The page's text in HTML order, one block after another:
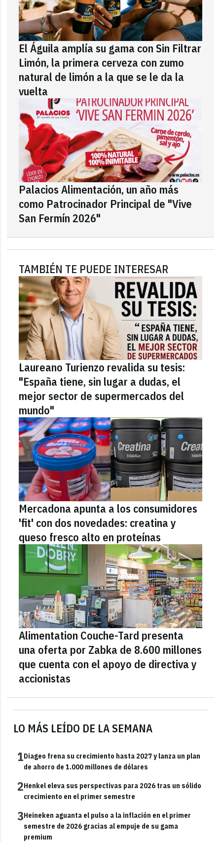
LO MÁS LEÍDO DE LA SEMANA
1Diageo frena su crecimiento hasta 2027 y lanza un plan
de ahorro de 1.000 millones de dólares
2Henkel eleva sus perspectivas para 2026 tras un sólido
crecimiento en el primer semestre
3Heineken aguanta el pulso a la inflación en el primer
semestre de 2026 gracias al empuje de su gama
premium
El Águila amplía su gama con Sin Filtrar
Limón, la primera cerveza con zumo
natural de limón a la que se le da la
vuelta
Palacios Alimentación, un año más
como Patrocinador Principal de "Vive
San Fermín 2026"
TAMBIÉN TE PUEDE INTERESAR
Laureano Turienzo revalida su tesis:
"España tiene, sin lugar a dudas, el
mejor sector de supermercados del
mundo"
Mercadona apunta a los consumidores
'fit' con dos novedades: creatina y
queso fresco alto en proteínas
Alimentation Couche-Tard presenta
una oferta por Zabka de 8.600 millones
que cuenta con el apoyo de directiva y
accionistas